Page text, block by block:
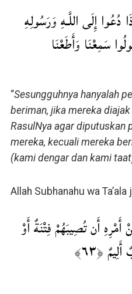
دُعُوا إِلَى اللَّـهِ وَرَسُولِهِ
سَمِعْنَا وَأَطَعْنَا
“Sesungguhnya hanyalah
beriman, jika mereka
RasulNya agar diputuskan
mereka, kecuali mereka
(kami dengar dan kami
Allah Subhanahu wa
أَن تُصِيبَهُمْ فِتْنَةٌ أَوْ
﴿٦٣﴾